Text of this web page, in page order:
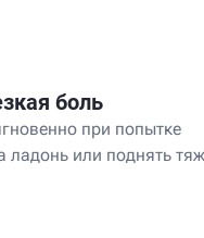
боль
при попытке
ладонь или поднять